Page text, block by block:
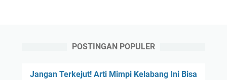
POSTINGAN POPULER
Jangan Terkejut! Arti Mimpi Kelabang Ini Bisa